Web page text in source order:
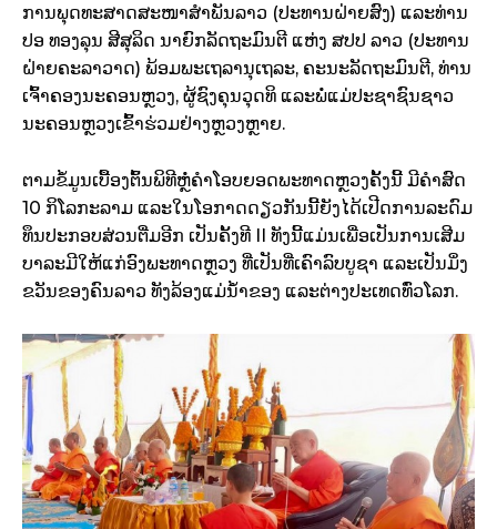
ການພຸດທະສາດສະໜາສຳພັນລາວ (ປະທານຝ່າຍສົງ) ແລະທ່ານ
ປອ ທອງລຸນ ສີສຸລິດ ນາຍົກລັດຖະມົນຕີ ແຫ່ງ ສປປ ລາວ (ປະທານ
ຝ່າຍຄະລາວາດ) ພ້ອມພະເຖລານຸເຖລະ, ຄະນະລັດຖະມົນຕີ, ທ່ານ
ເຈົ້າຄອງນະຄອນຫຼວງ, ຜູ້ຊົງຄຸນວຸດທິ ແລະພໍ່ແມ່ປະຊາຊົນຊາວ
ນະຄອນຫຼວງເຂົ້າຮ່ວມຢ່າງຫຼວງຫຼາຍ.
ຕາມຂໍ້ມູນເບື້ອງຕົ້ນພິທີຫຼໍ່ຄຳໂອບຍອດພະທາດຫຼວງຄັ້ງນີ້ ມີຄຳສົດ
10 ກິໂລກະລາມ ແລະໃນໂອກາດດຽວກັນນີ້ຍັງໄດ້ເປີດການລະດົມ
ທຶນປະກອບສ່ວນຕື່ມອີກ ເປັນຄັ້ງທີ II ທັງນີ້ແມ່ນເພື່ອເປັນການເສີມ
ບາລະມີໃຫ້ແກ່ອົງພະທາດຫຼວງ ທີ່ເປັນທີ່ເຄົາລົບບູຊາ ແລະເປັນມິ່ງ
ຂວັນຂອງຄົນລາວ ທັງລ້ອງແມ່ນ້ຳຂອງ ແລະຕ່າງປະເທດທົ່ວໂລກ.